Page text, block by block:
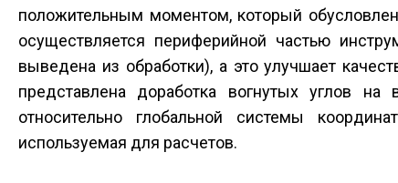
положительным моментом, который
осуществляется периферийной частью
выведена из обработки), а это улучшает
представлена доработка вогнутых углов
относительно глобальной системы
используемая для расчетов.